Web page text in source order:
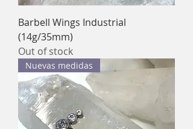
Barbell Wings Industrial
(14g/35mm)
Out of stock
Nuevas medidas